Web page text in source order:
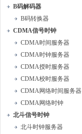
B码解码器
B码转换器
CDMA信号时钟
CDMA时间服务器
CDMA时钟服务器
CDMA授时服务器
CDMA校时服务器
CDMA网络时间服务器
CDMA网络时钟
北斗信号时钟
北斗时钟服务器